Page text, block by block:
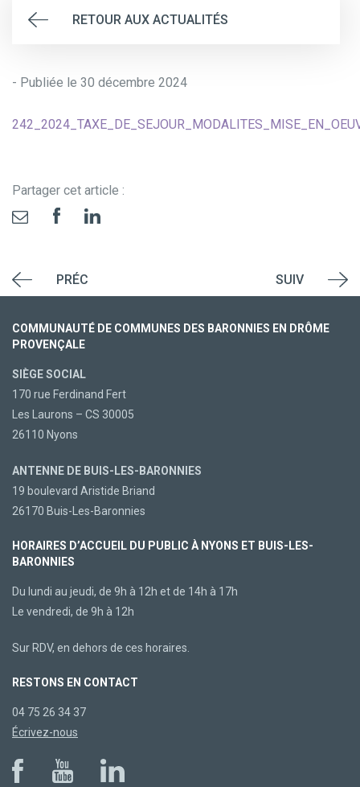
RETOUR AUX ACTUALITÉS
- Publiée le 30 décembre 2024
Partager cet article :
PRÉC SUIV
COMMUNAUTÉ DE COMMUNES DES BARONNIES EN DRÔME
PROVENÇALE
SIÈGE SOCIAL
170 rue Ferdinand Fert
Les Laurons – CS 30005
26110 Nyons
ANTENNE DE BUIS-LES-BARONNIES
19 boulevard Aristide Briand
26170 Buis-Les-Baronnies
HORAIRES D’ACCUEIL DU PUBLIC À NYONS ET BUIS-LES-
BARONNIES
Du lundi au jeudi, de 9h à 12h et de 14h à 17h
Le vendredi, de 9h à 12h
Sur RDV, en dehors de ces horaires.
RESTONS EN CONTACT
04 75 26 34 37
Écrivez-nous